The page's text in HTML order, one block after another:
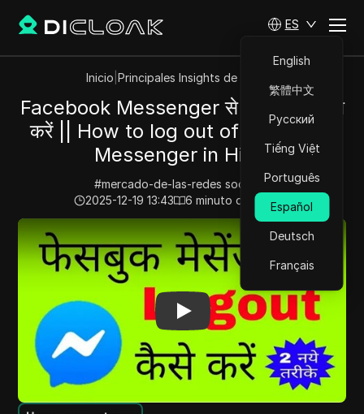
ES
English
繁體中文
Русский
Tiếng Việt
Português
Español
Deutsch
Français
Inicio Principales Insights de Videos
Facebook Messenger से लॉगआउट कैसे
करें || How to log out of Facebook
Messenger in Hindi
#mercado-de-las-redes socialesi
2025-12-19 13:43
6 minuto de lectura
Play Video:Facebook Messenger से लॉगआउट कैसे करें ||